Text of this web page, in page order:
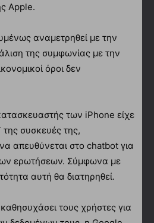
Apple.
αναμετρηθεί με την
της συμφωνίας με την
όροι δεν
των iPhone είχε
της συσκευές της,
απευθύνεται στο chatbot για
ερωτήσεων. Σύμφωνα με
αυτή θα διατηρηθεί.
τους χρήστες για